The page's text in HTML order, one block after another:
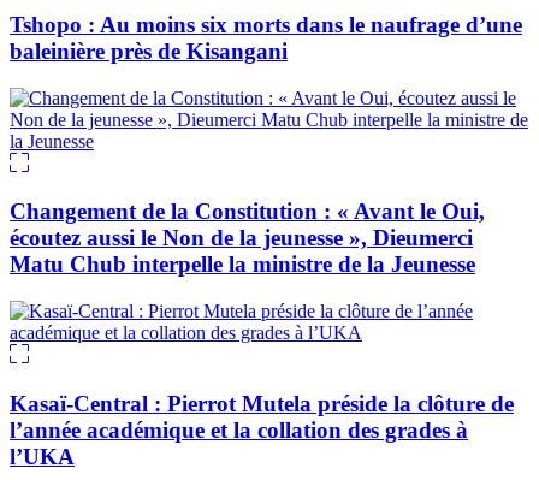
Tshopo : Au moins six morts dans le naufrage d’une
baleinière près de Kisangani
Changement de la Constitution : « Avant le Oui,
écoutez aussi le Non de la jeunesse », Dieumerci
Matu Chub interpelle la ministre de la Jeunesse
Kasaï-Central : Pierrot Mutela préside la clôture de
l’année académique et la collation des grades à
l’UKA